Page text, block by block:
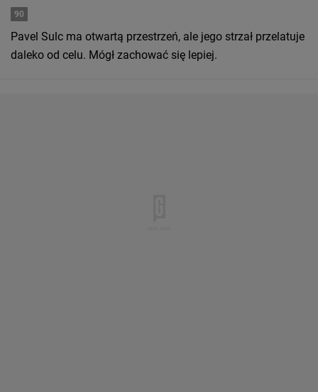
90
Pavel Sulc ma otwartą przestrzeń, ale jego strzał przelatuje
daleko od celu. Mógł zachować się lepiej.